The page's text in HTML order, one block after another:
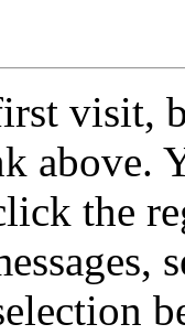
visit,
above.
the